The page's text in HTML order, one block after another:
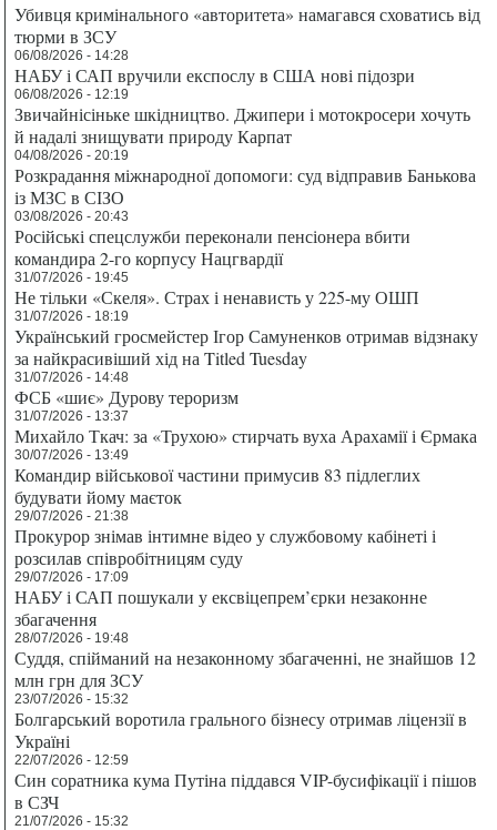
Убивця кримінального «авторитета» намагався сховатись від
тюрми в ЗСУ
06/08/2026 - 14:28
НАБУ і САП вручили експослу в США нові підозри
06/08/2026 - 12:19
Звичайнісіньке шкідництво. Джипери і мотокросери хочуть
й надалі знищувати природу Карпат
04/08/2026 - 20:19
Розкрадання міжнародної допомоги: суд відправив Банькова
із МЗС в СІЗО
03/08/2026 - 20:43
Російські спецслужби переконали пенсіонера вбити
командира 2-го корпусу Нацгвардії
31/07/2026 - 19:45
Не тільки «Скеля». Страх і ненависть у 225-му ОШП
31/07/2026 - 18:19
Український гросмейстер Ігор Самуненков отримав відзнаку
за найкрасивіший хід на Titled Tuesday
31/07/2026 - 14:48
ФСБ «шиє» Дурову тероризм
31/07/2026 - 13:37
Михайло Ткач: за «Трухою» стирчать вуха Арахамії і Єрмака
30/07/2026 - 13:49
Командир військової частини примусив 83 підлеглих
будувати йому маєток
29/07/2026 - 21:38
Прокурор знімав інтимне відео у службовому кабінеті і
розсилав співробітницям суду
29/07/2026 - 17:09
НАБУ і САП пошукали у ексвіцепрем’єрки незаконне
збагачення
28/07/2026 - 19:48
Суддя, спійманий на незаконному збагаченні, не знайшов 12
млн грн для ЗСУ
23/07/2026 - 15:32
Болгарський воротила грального бізнесу отримав ліцензії в
Україні
22/07/2026 - 12:59
Син соратника кума Путіна піддався VIP-бусифікації і пішов
в СЗЧ
21/07/2026 - 15:32